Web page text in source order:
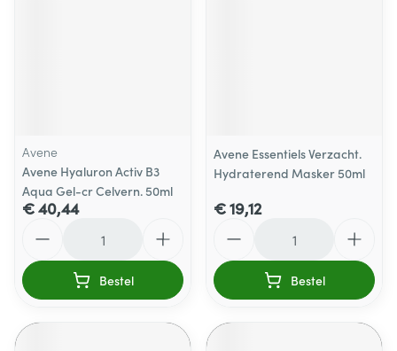
Avene
Avene Hyaluron Activ B3
Aqua Gel-cr Celvern. 50ml
€ 40,44
Bestel
Avene Essentiels Verzacht.
Hydraterend Masker 50ml
€ 19,12
Bestel